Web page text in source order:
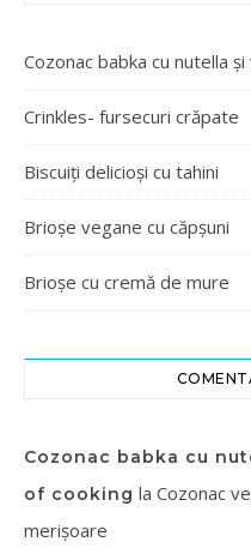
Cozonac babka cu nutella și
Crinkles- fursecuri crăpate
Biscuiți delicioși cu tahini
Brioșe vegane cu căpșuni
Brioșe cu cremă de mure
Cozonac babka cu
of cooking la Cozonac
merișoare